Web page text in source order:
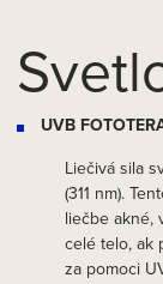
UVB
Liečivá sila
(311 nm).
liečbe akné,
celé telo, ak
za pomoci